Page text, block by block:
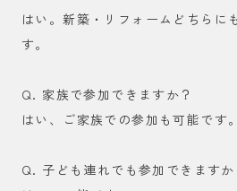
はい。新築・リフォームどちらに
す。
Q. 家族で参加できますか？
はい、ご家族での参加も可能です。
Q. 子ども連れでも参加できますか